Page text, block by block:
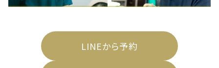
LINEから予約